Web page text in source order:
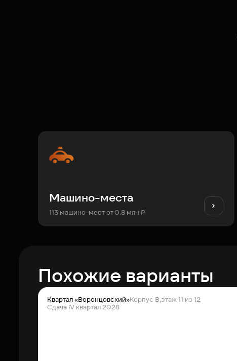
Машино-места
113 машино-мест от 0.8 млн ₽
Похожие варианты
Квартал «Воронцовский»Корпус В,этаж 11 из 12
Сдача IV квартал 2028